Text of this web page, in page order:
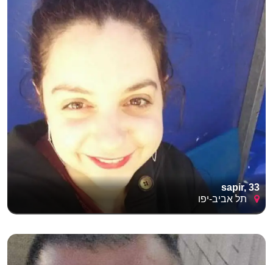
sapir, 33
תל אביב-יפו